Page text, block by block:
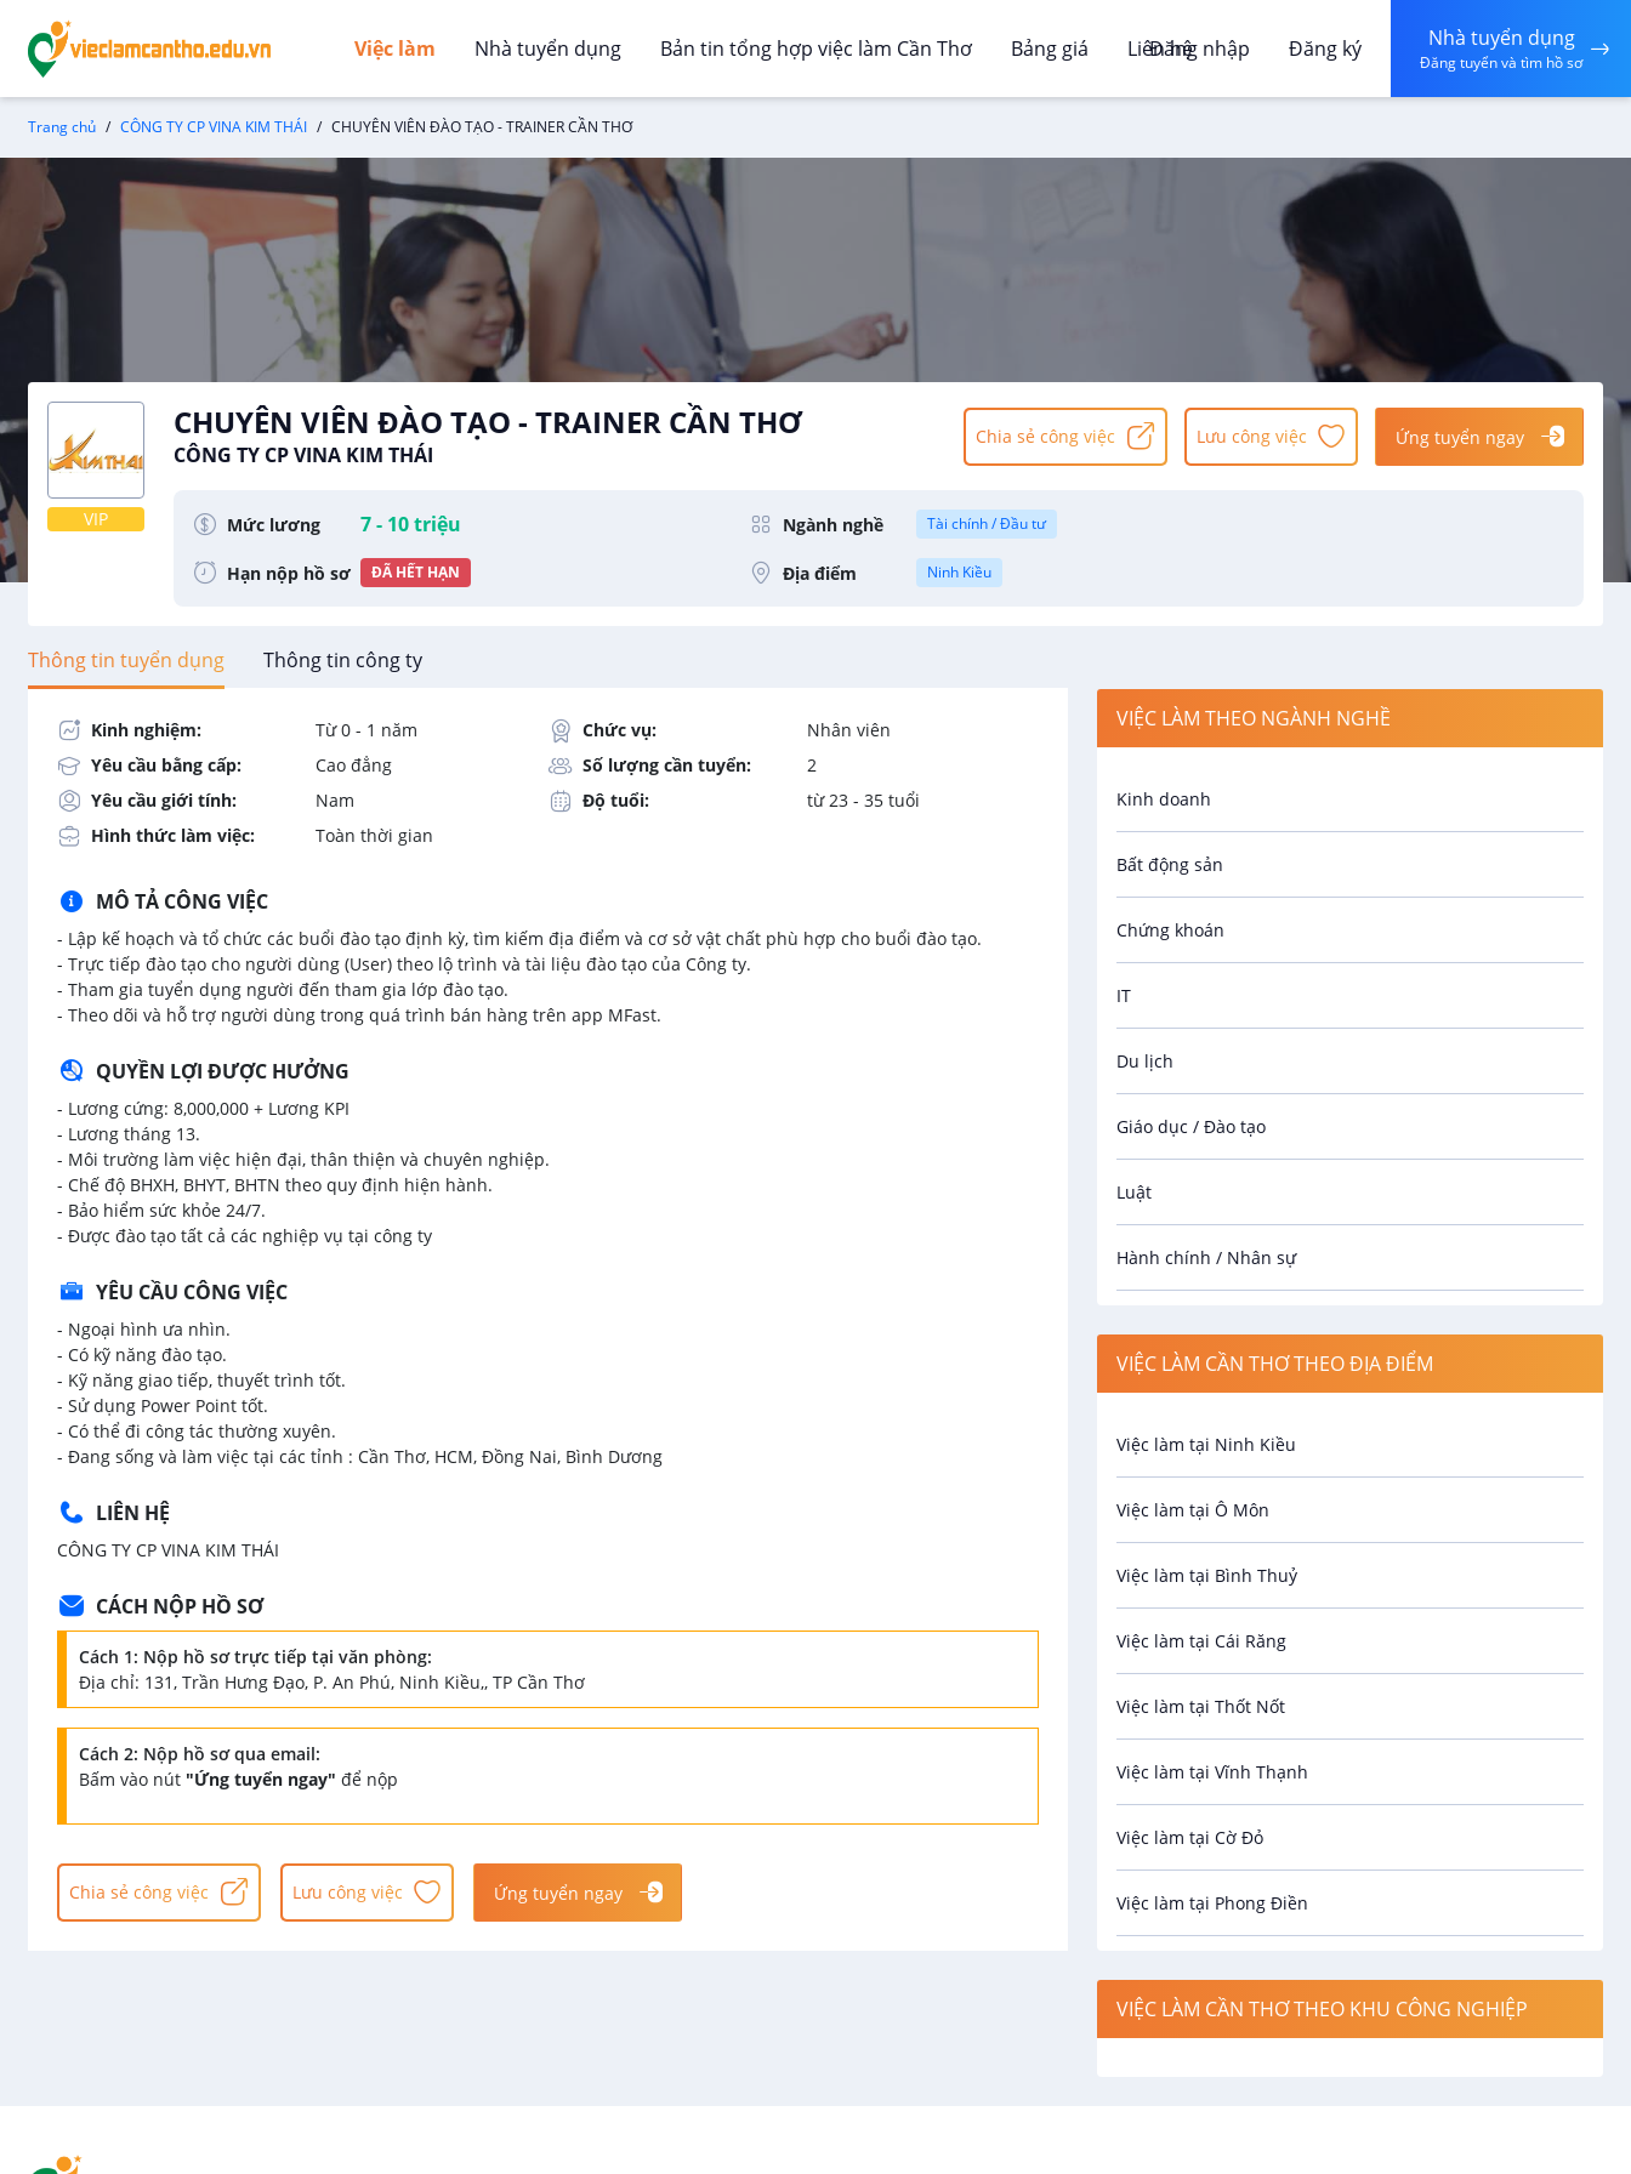
Việc làm Nhà tuyển dụng Bản tin tổng hợp việc làm Cần Thơ Bảng giá Liên hệ
Đăng nhập Đăng ký Nhà tuyển dụng
Đăng tuyển và tìm hồ sơ
Trang chủ CÔNG TY CP VINA KIM THÁI CHUYÊN VIÊN ĐÀO TẠO - TRAINER CẦN THƠ
VIP
CHUYÊN VIÊN ĐÀO TẠO - TRAINER CẦN THƠ
CÔNG TY CP VINA KIM THÁI
Chia sẻ công việc Lưu công việc Ứng tuyển ngay
Mức lương 7 - 10 triệu Ngành nghề Tài chính / Đầu tư
Hạn nộp hồ sơ ĐÃ HẾT HẠN Địa điểm Ninh Kiều
Thông tin tuyển dụng Thông tin công ty
Kinh nghiệm: Từ 0 - 1 năm Chức vụ:
Nhân viên
Yêu cầu bằng cấp:
Cao đẳng Số lượng cần tuyển:
2
Yêu cầu giới tính:
Nam Độ tuổi:
từ 23 - 35 tuổi
Hình thức làm việc:
Toàn thời gian
MÔ TẢ CÔNG VIỆC
- Lập kế hoạch và tổ chức các buổi đào tạo định kỳ, tìm kiếm địa điểm và cơ sở vật chất phù hợp cho buổi đào tạo.
- Trực tiếp đào tạo cho người dùng (User) theo lộ trình và tài liệu đào tạo của Công ty.
- Tham gia tuyển dụng người đến tham gia lớp đào tạo.
- Theo dõi và hỗ trợ người dùng trong quá trình bán hàng trên app MFast.
QUYỀN LỢI ĐƯỢC HƯỞNG
- Lương cứng: 8,000,000 + Lương KPI
- Lương tháng 13.
- Môi trường làm việc hiện đại, thân thiện và chuyên nghiệp.
- Chế độ BHXH, BHYT, BHTN theo quy định hiện hành.
- Bảo hiểm sức khỏe 24/7.
- Được đào tạo tất cả các nghiệp vụ tại công ty
YÊU CẦU CÔNG VIỆC
- Ngoại hình ưa nhìn.
- Có kỹ năng đào tạo.
- Kỹ năng giao tiếp, thuyết trình tốt.
- Sử dụng Power Point tốt.
- Có thể đi công tác thường xuyên.
- Đang sống và làm việc tại các tỉnh : Cần Thơ, HCM, Đồng Nai, Bình Dương
LIÊN HỆ
CÔNG TY CP VINA KIM THÁI
CÁCH NỘP HỒ SƠ
Cách 1: Nộp hồ sơ trực tiếp tại văn phòng:
Địa chỉ: 131, Trần Hưng Đạo, P. An Phú, Ninh Kiều,, TP Cần Thơ
Cách 2: Nộp hồ sơ qua email:
Bấm vào nút "Ứng tuyển ngay" để nộp
Chia sẻ công việc Lưu công việc Ứng tuyển ngay
VIỆC LÀM THEO NGÀNH NGHỀ
Kinh doanh
Bất động sản
Chứng khoán
IT
Du lịch
Giáo dục / Đào tạo
Luật
Hành chính / Nhân sự
Spa
Bảo Vệ
An toàn lao động
Bảo hiểm
Biên phiên dịch
Bưu chính viễn thông
Cơ khí
Công nghệ sinh học
Công nghệ thực phẩm
Điện / Điện tử / Điện lạnh
Hàng hải / Hàng không
VIỆC LÀM CẦN THƠ THEO ĐỊA ĐIỂM
Việc làm tại Ninh Kiều
Việc làm tại Ô Môn
Việc làm tại Bình Thuỷ
Việc làm tại Cái Răng
Việc làm tại Thốt Nốt
Việc làm tại Vĩnh Thạnh
Việc làm tại Cờ Đỏ
Việc làm tại Phong Điền
Việc làm tại Cái Khế
VIỆC LÀM CẦN THƠ THEO KHU CÔNG NGHIỆP